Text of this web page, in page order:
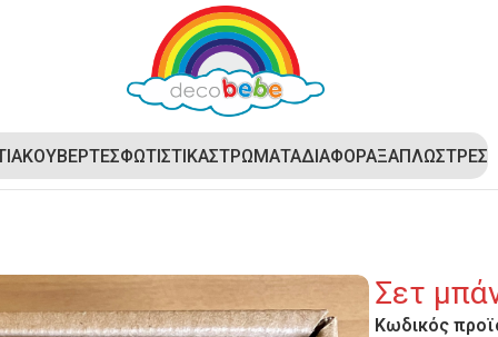
ΚΟΥΒΕΡΤΕΣΦΩΤΙΣΤΙΚΑΣΤΡΩΜΑΤΑΔΙΑΦΟΡΑΞΑΠΛΩΣΤΡΕΣ
Σετ
Κωδικός